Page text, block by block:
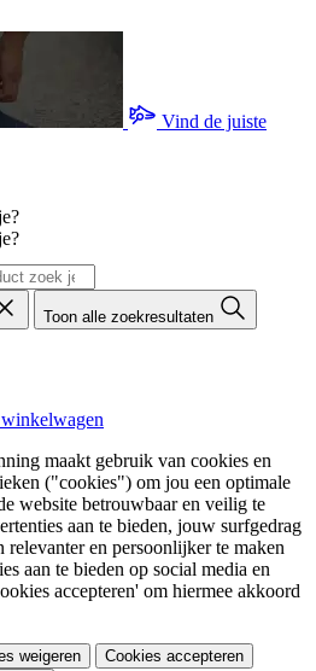
Vind de juiste
Toon alle zoekresultaten
maakt gebruik van cookies en
("cookies") om jou een optimale
website betrouwbaar en veilig te
aan te bieden, jouw surfgedrag
relevanter en persoonlijker te maken
aan te bieden op social media en
accepteren' om hiermee akkoord
weigeren Cookies accepteren